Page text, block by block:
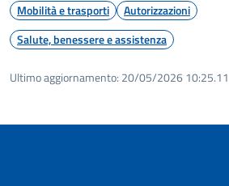
Mobilità e trasporti
Autorizzazioni
Salute, benessere e assistenza
Ultimo aggiornamento: 20/05/2026 10:25.11